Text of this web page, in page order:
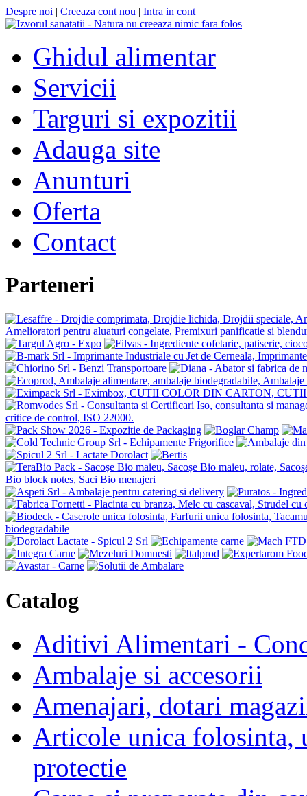
Despre noi | Creeaza cont nou | Intra in cont
Ghidul alimentar
Servicii
Targuri si expozitii
Adauga site
Anunturi
Oferta
Contact
Parteneri
Catalog
Aditivi Alimentari -
Ambalaje si accesorii
Amenajari, dotari
Articole unica folosinta,
protectie